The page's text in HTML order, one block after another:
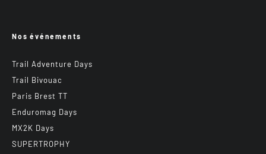
Nos événements
Trail Adventure Days
Trail Bivouac
Paris Brest TT
Enduromag Days
MX2K Days
SUPERTROPHY